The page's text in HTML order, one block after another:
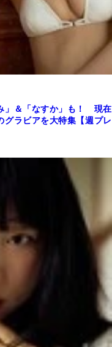
」＆「なすか」も！ 現在
グラビアを大特集【週プレ